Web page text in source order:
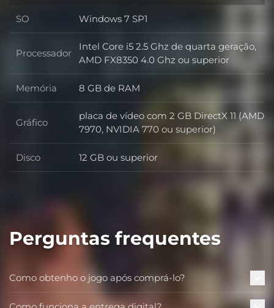
SO SO
Windows 7 SP1
Processador Processador
Intel Core i5 2.5 Ghz de quarta geração,
AMD FX8350 4.0 Ghz ou superior
Memória Memória
8 GB de RAM
Gráfico Gráfico
placa de vídeo com 2 GB DirectX 11 (AMD
7970, NVIDIA 770 ou superior)
Disco Disco
12 GB ou superior
Perguntas frequentes
Como obtenho o jogo após comprá-lo?